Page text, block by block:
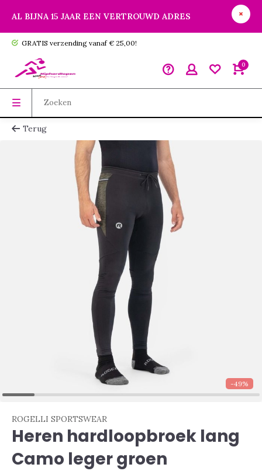
AL BIJNA 15 JAAR EEN VERTROUWD ADRES
GRATIS verzending vanaf € 25,00!
0
Terug
-49%
ROGELLI SPORTSWEAR
Heren hardloopbroek lang
Camo leger groen